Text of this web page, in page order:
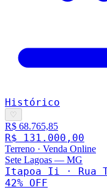
Histórico
♡
R$ 68.765,85
R$ 131.000,00
Terreno · Venda Online
Sete Lagoas — MG
Itapoa Ii · Rua
42% OFF